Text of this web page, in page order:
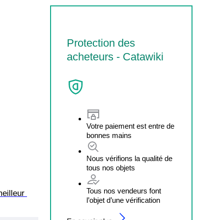
Protection des
acheteurs - Catawiki
Votre paiement est entre de
bonnes mains
Nous vérifions la qualité de
tous nos objets
Tous nos vendeurs font
l’objet d’une vérification